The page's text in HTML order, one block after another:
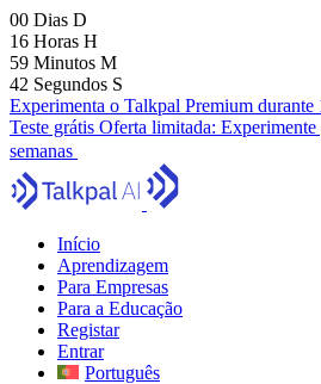
00 Dias D
16 Horas H
59 Minutos M
41 Segundos S
Experimenta o Talkpal Premium durante
Teste grátis Oferta limitada: Experimente
semanas
Início
Aprendizagem
Para Empresas
Para a Educação
Registar
Entrar
Português